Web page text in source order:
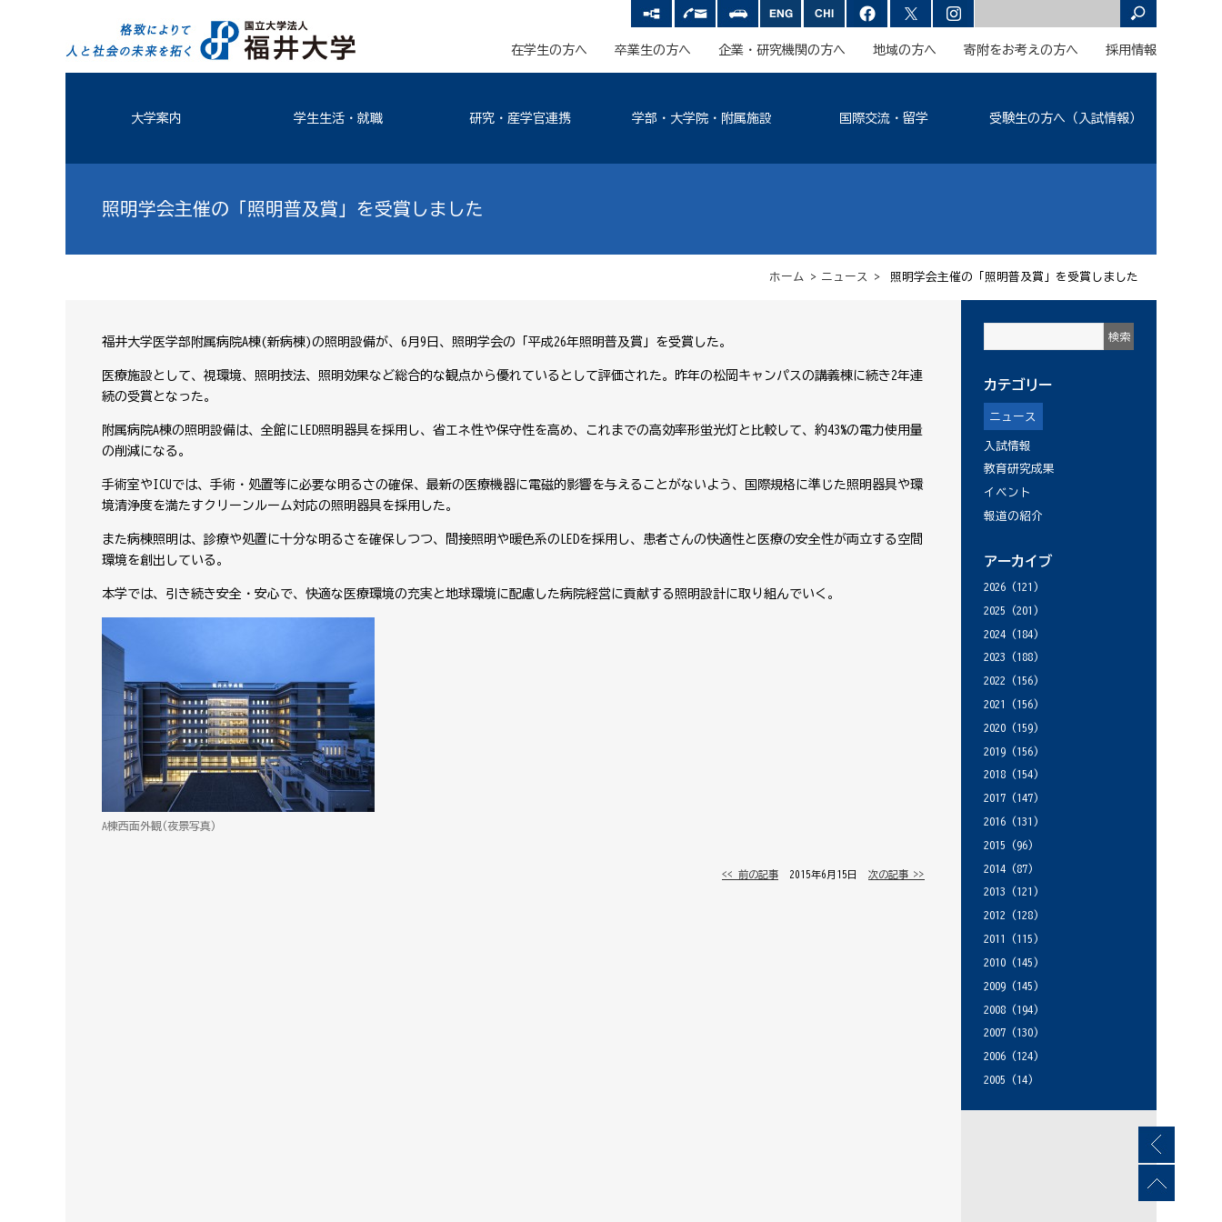
在学生の方へ 卒業生の方へ 企業・研究機関の方へ 地域の方へ 寄附をお考えの方へ 採用情報
大学案内 学生生活・就職 研究・産学官連携 学部・大学院・附属施設 国際交流・留学 受験生の方へ（入試情報）
照明学会主催の「照明普及賞」を受賞しました
ホーム > ニュース > 照明学会主催の「照明普及賞」を受賞しました
福井大学医学部附属病院A棟(新病棟)の照明設備が、6月9日、照明学会の「平成26年照明普及賞」を受賞した。
医療施設として、視環境、照明技法、照明効果など総合的な観点から優れているとして評価された。昨年の松岡キャンパスの講義棟に続き2年連
続の受賞となった。
附属病院A棟の照明設備は、全館にLED照明器具を採用し、省エネ性や保守性を高め、これまでの高効率形蛍光灯と比較して、約43%の電力使用量
の削減になる。
手術室やICUでは、手術・処置等に必要な明るさの確保、最新の医療機器に電磁的影響を与えることがないよう、国際規格に準じた照明器具や環
境清浄度を満たすクリーンルーム対応の照明器具を採用した。
また病棟照明は、診療や処置に十分な明るさを確保しつつ、間接照明や暖色系のLEDを採用し、患者さんの快適性と医療の安全性が両立する空間
環境を創出している。
本学では、引き続き安全・安心で、快適な医療環境の充実と地球環境に配慮した病院経営に貢献する照明設計に取り組んでいく。
A棟西面外観(夜景写真)
<< 前の記事 │ 2015年6月15日 │ 次の記事 >>
カテゴリー
ニュース
入試情報
教育研究成果
イベント
報道の紹介
アーカイブ
2026 (121)
2025 (201)
2024 (184)
2023 (188)
2022 (156)
2021
(156)
2020 (159)
2019 (156)
2018 (154)
2017 (147)
2016 (131)
2015 (96)
2014 (87)
2013 (121)
2012 (128)
2011
(115)
2010 (145)
2009 (145)
2008 (194)
2007 (130)
2006 (124)
2005 (14)